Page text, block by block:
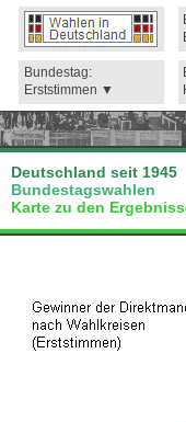
Bundestag:
Erststimmen
Deutschland seit 1945
Bundestagswahlen
Karte zu den